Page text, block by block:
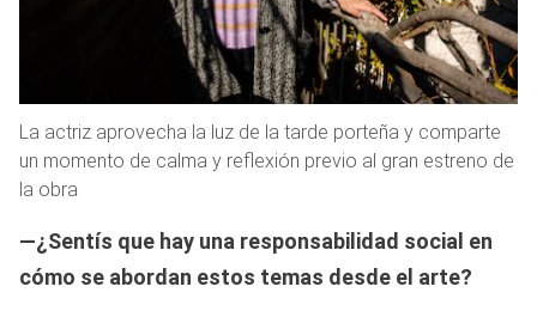
La actriz aprovecha la luz de la tarde porteña y comparte
un momento de calma y reflexión previo al gran estreno de
la obra
—¿Sentís que hay una responsabilidad social en
cómo se abordan estos temas desde el arte?